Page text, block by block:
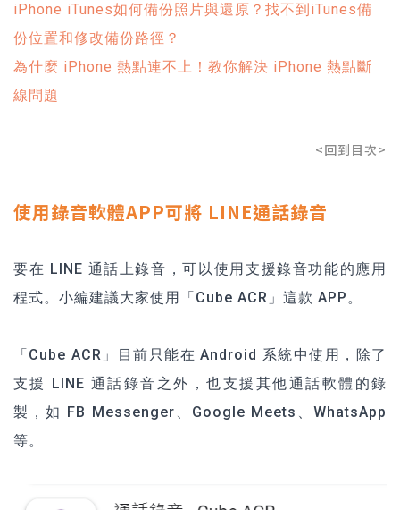
iPhone iTunes如何備份照片與還原？找不到iTunes備
份位置和修改備份路徑？
為什麼 iPhone 熱點連不上！教你解決 iPhone 熱點斷
線問題
<回到目次>
使用錄音軟體APP可將 LINE通話錄音
要在 LINE 通話上錄音，可以使用支援錄音功能的應用
程式。小編建議大家使用「Cube ACR」這款 APP。
「Cube ACR」目前只能在 Android 系統中使用，除了
支援 LINE 通話錄音之外，也支援其他通話軟體的錄
製，如 FB Messenger、Google Meets、WhatsApp
等。